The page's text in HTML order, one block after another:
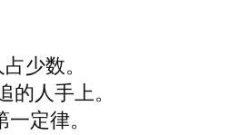
少数。
人手上。
定律。